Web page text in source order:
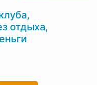
отдыха,